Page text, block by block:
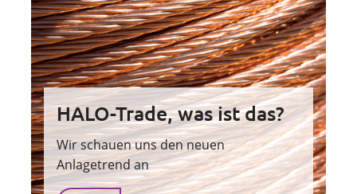
HALO-Trade, was ist das?
Wir schauen uns den neuen
Anlagetrend an